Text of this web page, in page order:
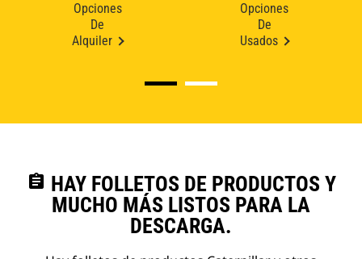
Opciones
De
Alquiler
Opciones
De
Usados
assignment HAY FOLLETOS DE PRODUCTOS Y
MUCHO MÁS LISTOS PARA LA
DESCARGA.